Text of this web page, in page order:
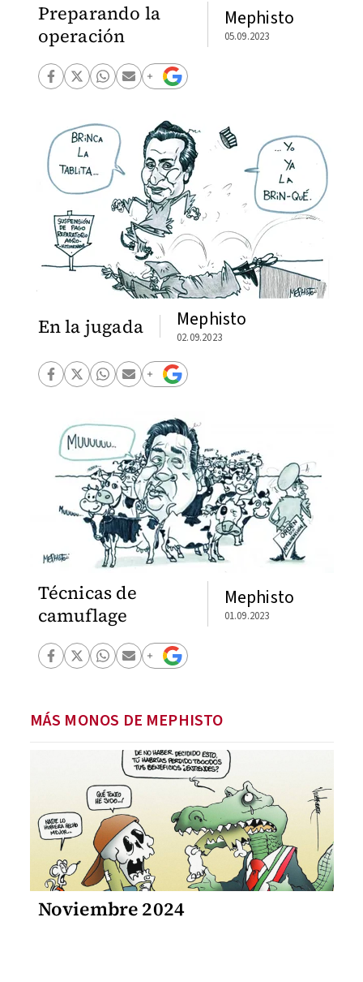
Preparando la
operación
Mephisto
05.09.2023
En la jugada Mephisto
02.09.2023
Técnicas de
camuflage
Mephisto
01.09.2023
MÁS MONOS DE MEPHISTO
Noviembre 2024